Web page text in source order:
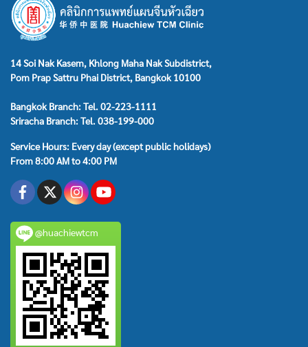
14 Soi Nak Kasem, Khlong Maha Nak Subdistrict,
Pom Prap Sattru Phai District, Bangkok 10100
Bangkok Branch: Tel. 02-223-1111
Sriracha Branch: Tel. 038-199-000
Service Hours: Every day (except public holidays)
From 8:00 AM to 4:00 PM
@huachiewtcm